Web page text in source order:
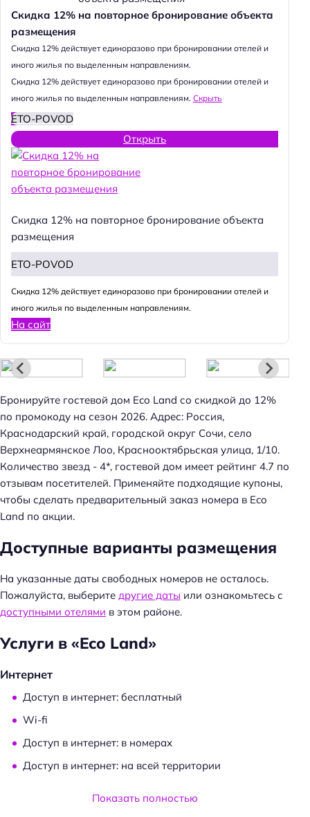
Скидка 12% на повторное бронирование объекта
размещения
Cкидка 12% действует единоразово при бронировании отелей и
иного жилья по выделенным направлениям.
Cкидка 12% действует единоразово при бронировании отелей и
иного жилья по выделенным направлениям. Скрыть
ETO-POVOD
Открыть
Скидка 12% на повторное бронирование объекта
размещения
ETO-POVOD
Cкидка 12% действует единоразово при бронировании отелей и
иного жилья по выделенным направлениям.
На сайт
Бронируйте гостевой дом Eco Land со скидкой до 12%
по промокоду на сезон 2026. Адрес: Россия,
Краснодарский край, городской округ Сочи, село
Верхнеармянское Лоо, Краснооктябрьская улица, 1/10.
Количество звезд - 4*, гостевой дом имеет рейтинг 4.7 по
отзывам посетителей. Применяйте подходящие купоны,
чтобы сделать предварительный заказ номера в Eco
Land по акции.
Доступные варианты размещения
На указанные даты свободных номеров не осталось.
Пожалуйста, выберите другие даты или ознакомьтесь с
доступными отелями в этом районе.
Услуги в «Eco Land»
Интернет
Доступ в интернет: бесплатный
Wi-fi
Доступ в интернет: в номерах
Доступ в интернет: на всей территории
Услуги и удобстваПоказать полностью
Н
й